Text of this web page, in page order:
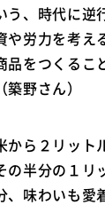
う、時代に逆
や労力を考え
品をつくるこ
野さん）
から２リット
の半分の１リ
味わいも愛